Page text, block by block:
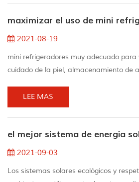
sonidos. Para La persona más
maximizar el uso de mini
2021-08-19
mini refrigeradores muy adecuado para
cuidado de la piel, almacenamiento de
del mini refrigerador cuando los
aire, dificulta el funcionamiento del mini
otras.de hecho, las be...
LEE MAS
el mejor sistema de energía
2021-09-03
Los sistemas solares ecológicos y